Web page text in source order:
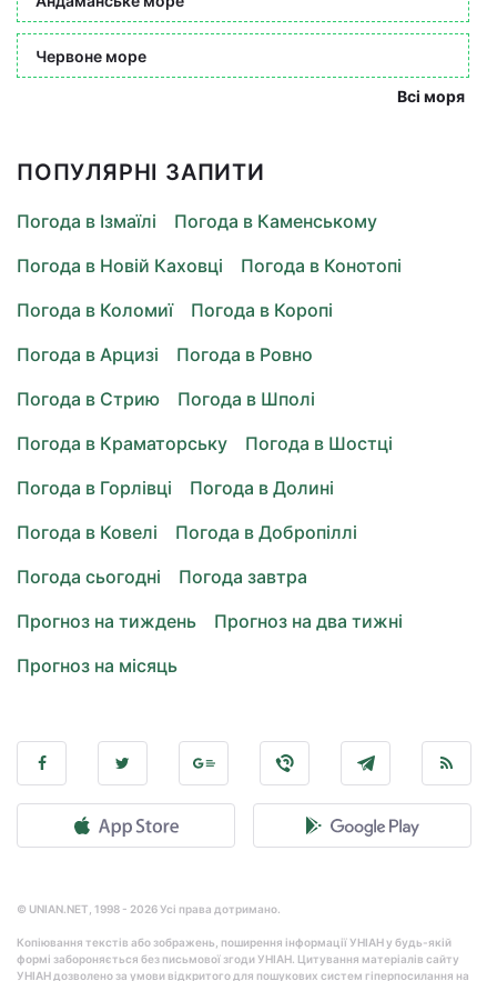
Червоне море
Всі моря
ПОПУЛЯРНІ ЗАПИТИ
Погода в Ізмаїлі
Погода в Каменському
Погода в Новій Каховці
Погода в Конотопі
Погода в Коломиї
Погода в Коропі
Погода в Арцизі
Погода в Ровно
Погода в Стрию
Погода в Шполі
Погода в Краматорську
Погода в Шостці
Погода в Горлівці
Погода в Долині
Погода в Ковелі
Погода в Добропіллі
Погода сьогодні
Погода завтра
Прогноз на тиждень
Прогноз на два тижні
Прогноз на місяць
© UNIAN.NET, 1998 - 2026 Усі права дотримано.
Копіювання текстів або зображень, поширення інформації УНІАН у будь-якій
формі забороняється без письмової згоди УНІАН. Цитування матеріалів сайту
УНІАН дозволено за умови відкритого для пошукових систем гіперпосилання на